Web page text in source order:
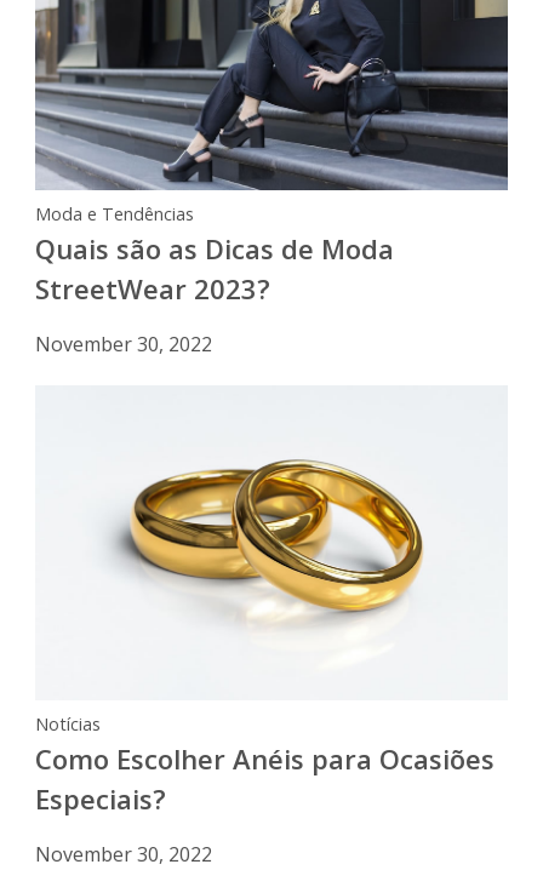
Moda e Tendências
Quais são as Dicas de Moda
StreetWear 2023?
November 30, 2022
Notícias
Como Escolher Anéis para Ocasiões
Especiais?
November 30, 2022